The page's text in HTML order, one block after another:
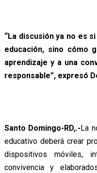
“La discusión ya no es
educación, sino cómo
aprendizaje y a una
responsable”, expresó
Santo Domingo-RD,.-La
educativo deberá crear
dispositivos móviles,
convivencia y